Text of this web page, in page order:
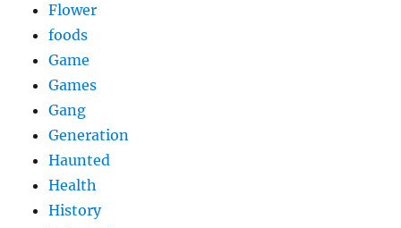
Flower
foods
Game
Games
Gang
Generation
Haunted
Health
History